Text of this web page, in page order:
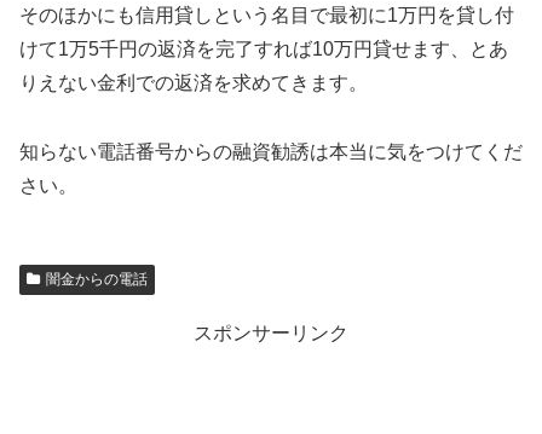
そのほかにも信用貸しという名目で最初に1万円を貸し付
けて1万5千円の返済を完了すれば10万円貸せます、とあ
りえない金利での返済を求めてきます。
知らない電話番号からの融資勧誘は本当に気をつけてくだ
さい。
闇金からの電話
スポンサーリンク